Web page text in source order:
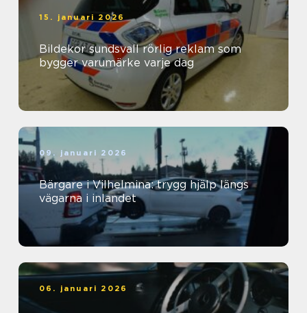
15. januari 2026
Bildekor sundsvall rörlig reklam som
bygger varumärke varje dag
09. januari 2026
Bärgare i Vilhelmina: trygg hjälp längs
vägarna i inlandet
06. januari 2026